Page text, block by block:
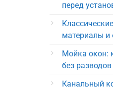
перед
материалы и
Мойка окон:
без разводов
Канальный